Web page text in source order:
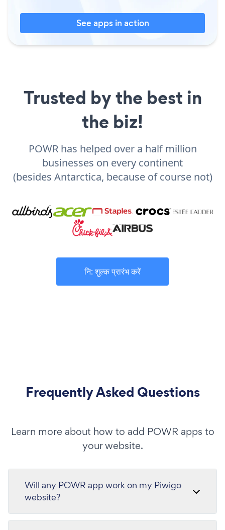
See apps in action
Trusted by the best in
the biz!
POWR has helped over a half million
businesses on every continent
(besides Antarctica, because of course not)
नि: शुल्क प्रारंभ करें
Frequently Asked Questions
Learn more about how to add POWR apps to
your website.
Will any POWR app work on my Piwigo
website?